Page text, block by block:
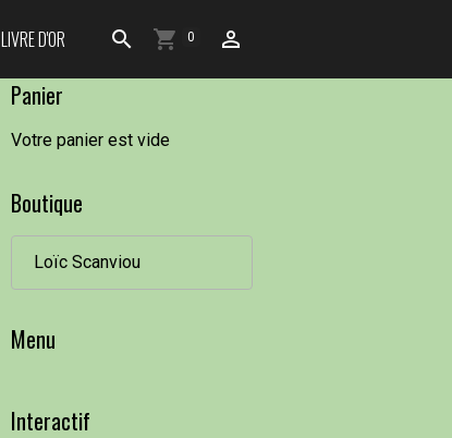
LIVRE D'OR 0
Panier
Votre panier est vide
Boutique
Loïc Scanviou
Menu
Interactif